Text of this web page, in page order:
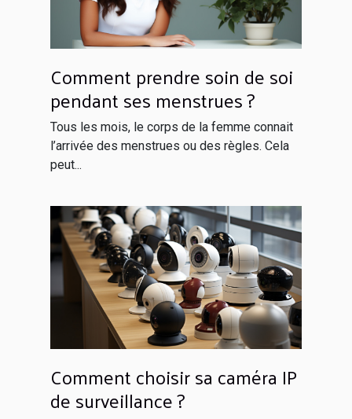
Comment prendre soin de soi
pendant ses menstrues ?
Tous les mois, le corps de la femme connait
l’arrivée des menstrues ou des règles. Cela
peut...
Comment choisir sa caméra IP
de surveillance ?